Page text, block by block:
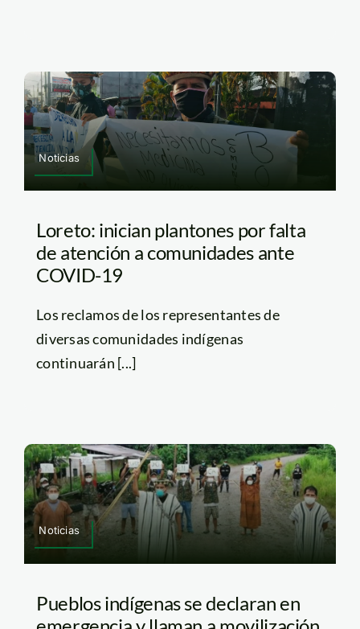
Noticias
Loreto: inician plantones por falta
de atención a comunidades ante
COVID-19
Los reclamos de los representantes de
diversas comunidades indígenas
continuarán [...]
Noticias
Pueblos indígenas se declaran en